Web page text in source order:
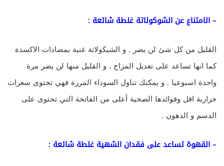
– الامتناع عن الشوكولاتة غلطة شائعة :
القليل من كل شئ لن يضر . و الشيكولاتة غنية بمضادات الاكسدة
كما انها تساعد على تعديل المزاج . و القليل منها لن يضر مرة
واحدة اسبوعيا . و يمكنك تناول السوداء المررة فهي تحتوى سعرات
حرارية اقل وفوائدها الصحية أعلى من الفاتحة التي تحتوى على
الدسم و الدهون .
– القهوة تساعد على فقدان الشهية غلطة شائعة :